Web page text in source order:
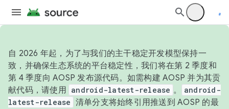
自 2026 年起，为了与我们的主干稳定开发模型保持一
致，并确保生态系统的平台稳定性，我们将在第 2 季度和
第 4 季度向 AOSP 发布源代码。如需构建 AOSP 并为其贡
献代码，请使用 android-latest-release 。
android-
latest-release 清单分支将始终引用推送到 AOSP 的最